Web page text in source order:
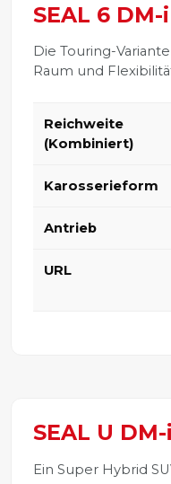
SEAL 6 DM-
Die Touring-
Raum und
Reichweite
(Kombiniert)
Karosserieform
Antrieb
URL
SEAL U DM-i
Ein Super Hybrid